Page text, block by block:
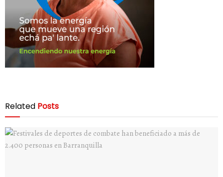
Related Posts